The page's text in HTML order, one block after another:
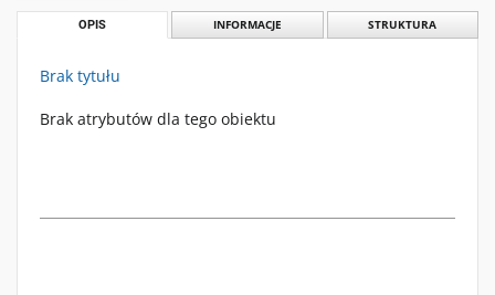
OPIS INFORMACJE STRUKTURA
Brak tytułu
Brak atrybutów dla tego obiektu